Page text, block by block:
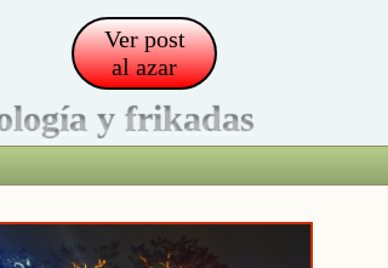
Ver post
al azar
y frikadas